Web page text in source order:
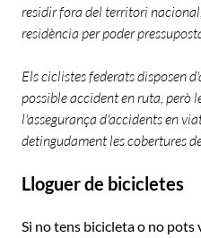
residir fora del territori
residència per poder
Els ciclistes federats disposen
possible accident en ruta, però
l'assegurança d'accidents en
detingudament les cobertures
Lloguer de bicicletes
Si no tens bicicleta o no pots